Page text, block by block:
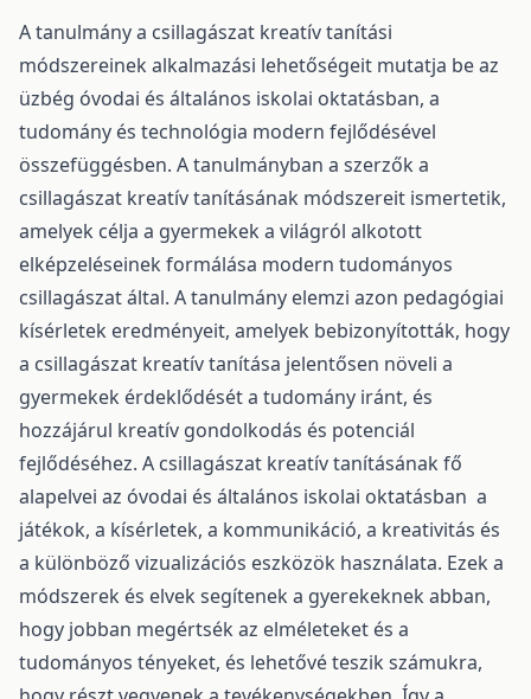
A tanulmány a csillagászat kreatív tanítási
módszereinek alkalmazási lehetőségeit mutatja be az
üzbég óvodai és általános iskolai oktatásban, a
tudomány és technológia modern fejlődésével
összefüggésben. A tanulmányban a szerzők a
csillagászat kreatív tanításának módszereit ismertetik,
amelyek célja a gyermekek a világról alkotott
elképzeléseinek formálása modern tudományos
csillagászat által. A tanulmány elemzi azon pedagógiai
kísérletek eredményeit, amelyek bebizonyították, hogy
a csillagászat kreatív tanítása jelentősen növeli a
gyermekek érdeklődését a tudomány iránt, és
hozzájárul kreatív gondolkodás és potenciál
fejlődéséhez. A csillagászat kreatív tanításának fő
alapelvei az óvodai és általános iskolai oktatásban a
játékok, a kísérletek, a kommunikáció, a kreativitás és
a különböző vizualizációs eszközök használata. Ezek a
módszerek és elvek segítenek a gyerekeknek abban,
hogy jobban megértsék az elméleteket és a
tudományos tényeket, és lehetővé teszik számukra,